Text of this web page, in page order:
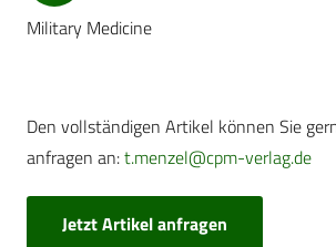
Military Medicine
Den vollständigen Artikel können Sie
anfragen an:t.menzel@cpm-verlag.de
Jetzt Artikel anfragen